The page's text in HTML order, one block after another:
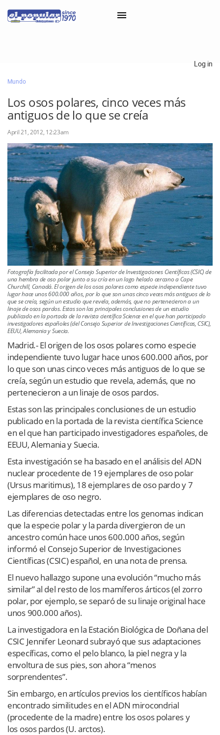
Classifieds
Categorías
Iniciar sesión con Clascal
×
Log in
Mundo
Los osos polares, cinco veces más
antiguos de lo que se creía
April 21, 2012, 12:23am
Fotografía facilitada por el Consejo Superior de Investigaciones Científicas (CSIC) de
una hembra de oso polar junto a su cría en un lago helado cercano a Cape
Churchill, Canadá. El origen de los osos polares como especie independiente tuvo
lugar hace unos 600.000 años, por lo que son unas cinco veces más antiguos de lo
que se creía, según un estudio que revela, además, que no pertenecieron a un
linaje de osos pardos. Estas son las principales conclusiones de un estudio
publicado en la portada de la revista científica Science en el que han participado
investigadores españoles (del Consejo Superior de Investigaciones Científicas, CSIC),
EEUU, Alemania y Suecia.
Madrid.- El origen de los osos polares como especie
independiente tuvo lugar hace unos 600.000 años, por
lo que son unas cinco veces más antiguos de lo que se
creía, según un estudio que revela, además, que no
pertenecieron a un linaje de osos pardos.
Estas son las principales conclusiones de un estudio
publicado en la portada de la revista científica Science
en el que han participado investigadores españoles, de
EEUU, Alemania y Suecia.
Esta investigación se ha basado en el análisis del ADN
nuclear procedente de 19 ejemplares de oso polar
(Ursus maritimus), 18 ejemplares de oso pardo y 7
ejemplares de oso negro.
Las diferencias detectadas entre los genomas indican
que la especie polar y la parda divergieron de un
ancestro común hace unos 600.000 años, según
informó el Consejo Superior de Investigaciones
Científicas (CSIC) español, en una nota de prensa.
El nuevo hallazgo supone una evolución “mucho más
similar” al del resto de los mamíferos árticos (el zorro
polar, por ejemplo, se separó de su linaje original hace
unos 900.000 años).
La investigadora en la Estación Biológica de Doñana del
CSIC Jennifer Leonard subrayó que sus adaptaciones
específicas, como el pelo blanco, la piel negra y la
envoltura de sus pies, son ahora “menos
sorprendentes”.
Sin embargo, en artículos previos los científicos habían
encontrado similitudes en el ADN mirocondrial
(procedente de la madre) entre los osos polares y
los osos pardos (U. arctos).